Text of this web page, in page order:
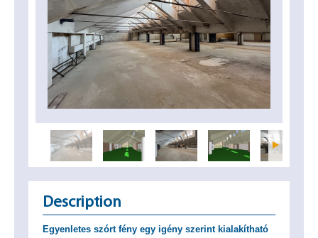
Description
Egyenletes szórt fény egy igény szerint kialakítható